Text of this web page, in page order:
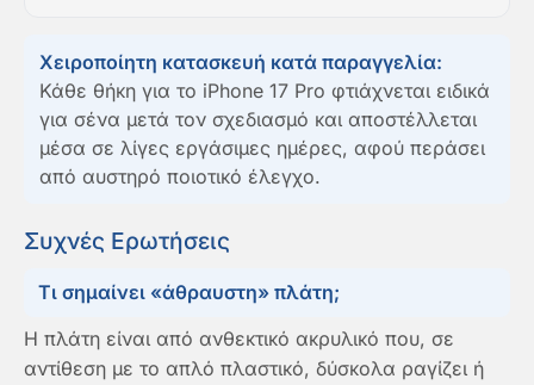
Χειροποίητη κατασκευή κατά παραγγελία:
Κάθε θήκη για το iPhone 17 Pro φτιάχνεται ειδικά
για σένα μετά τον σχεδιασμό και αποστέλλεται
μέσα σε λίγες εργάσιμες ημέρες, αφού περάσει
από αυστηρό ποιοτικό έλεγχο.
Συχνές Ερωτήσεις
Τι σημαίνει «άθραυστη» πλάτη;
Η πλάτη είναι από ανθεκτικό ακρυλικό που, σε
αντίθεση με το απλό πλαστικό, δύσκολα ραγίζει ή